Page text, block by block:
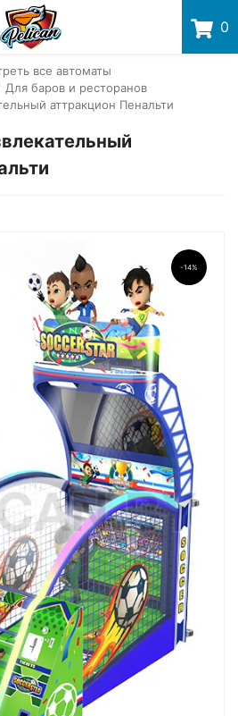
0
все автоматы
Для баров и ресторанов
аттракцион Пенальти
-14%